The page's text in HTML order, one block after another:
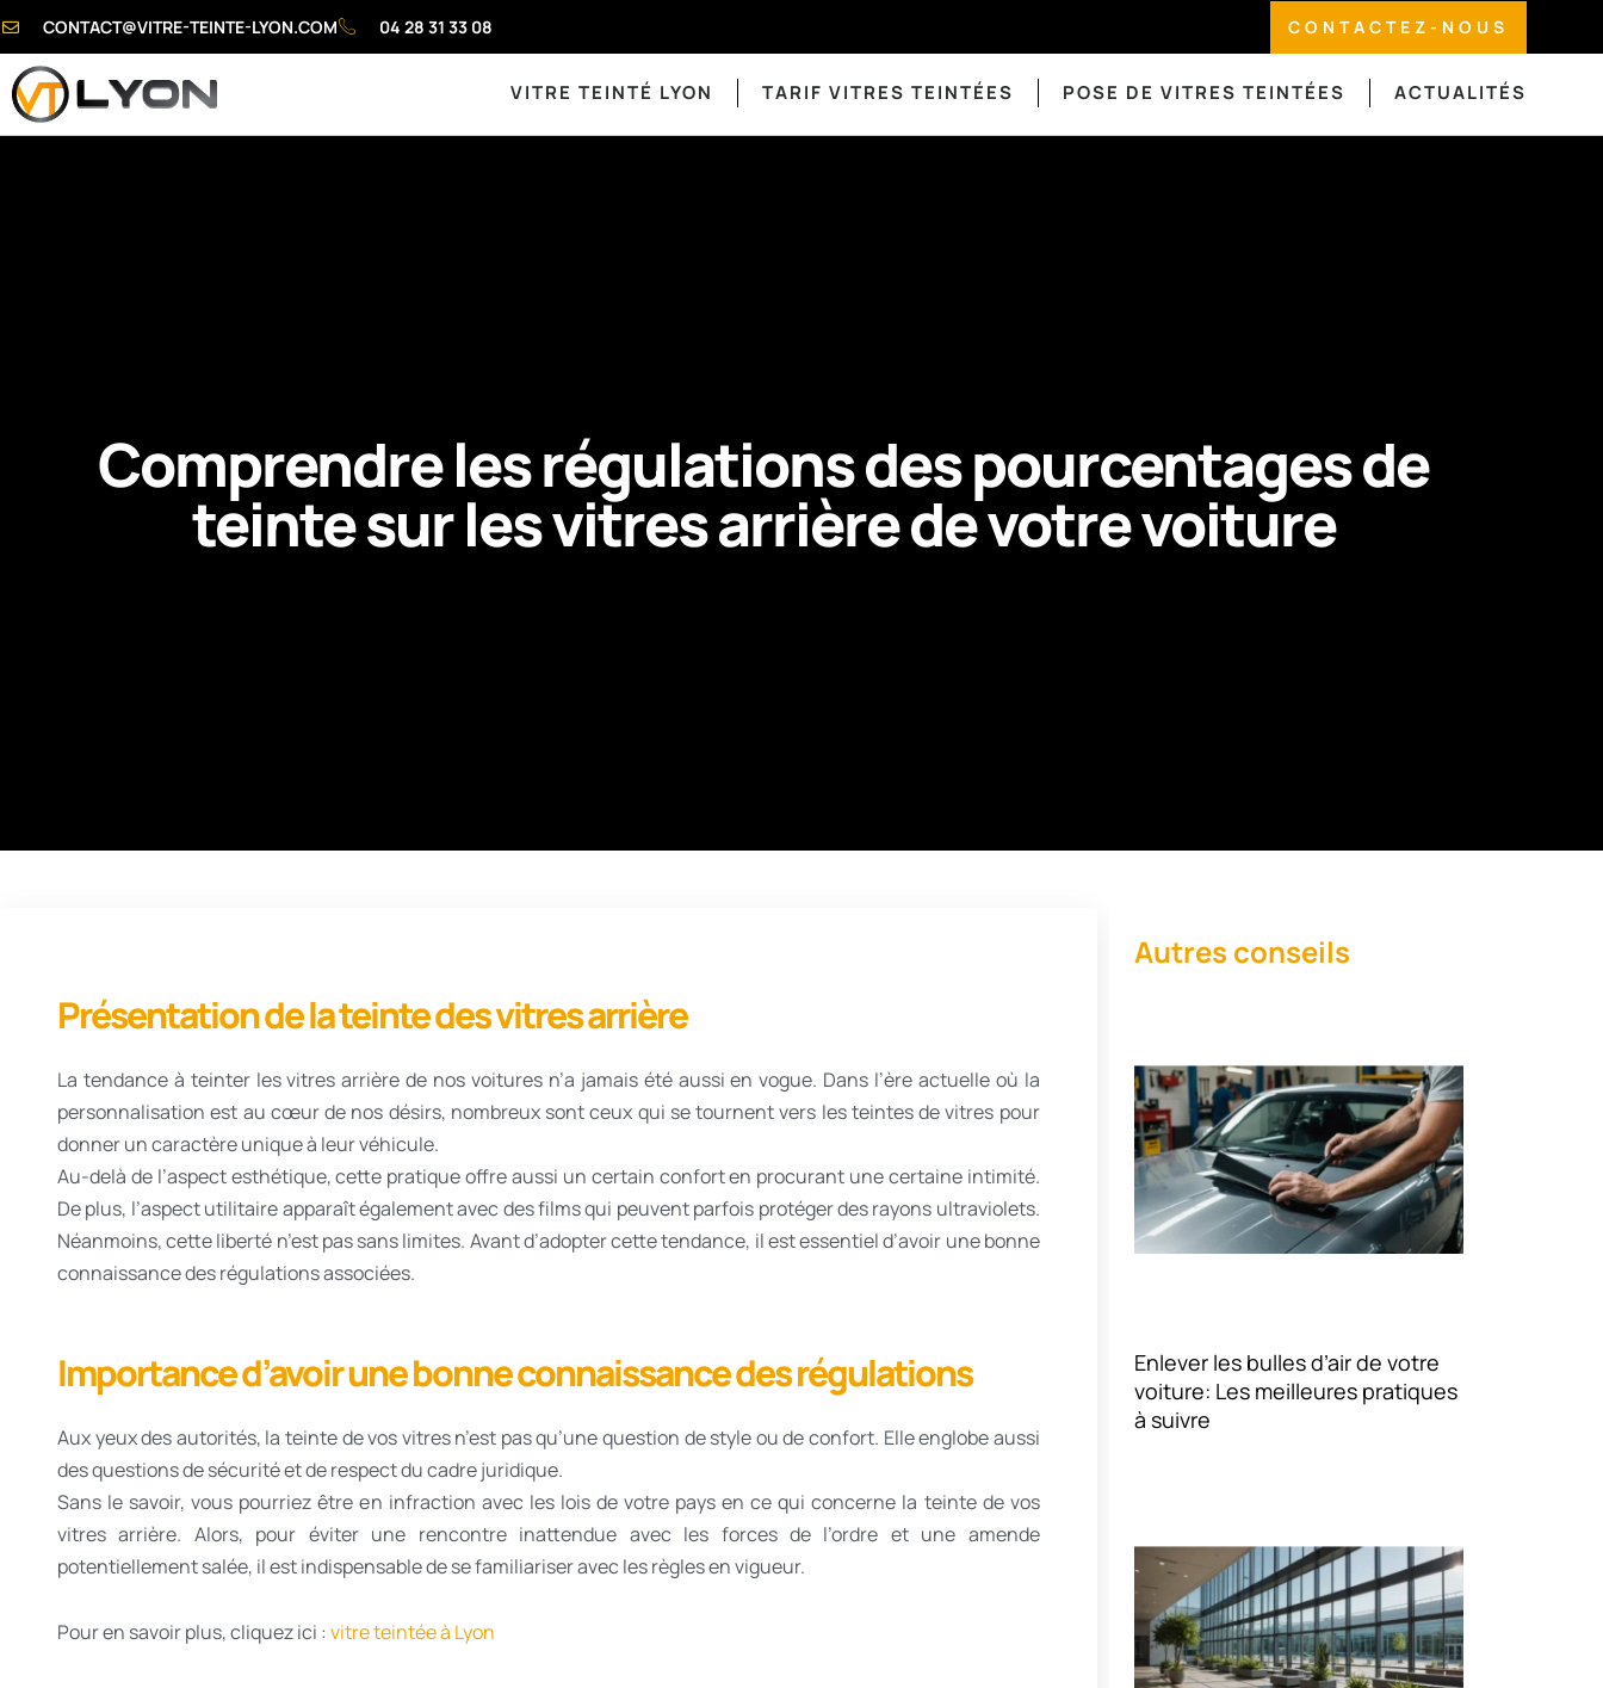
CONTACT@VITRE-TEINTE-LYON.COM 04 28 31 33 08 CONTACTEZ-NOUS
VITRE TEINTÉ LYON TARIF VITRES TEINTÉES POSE DE VITRES TEINTÉES ACTUALITÉS
Comprendre les régulations des pourcentages de
teinte sur les vitres arrière de votre voiture
Présentation de la teinte des vitres arrière
La tendance à teinter les vitres arrière de nos voitures n’a jamais été aussi en vogue. Dans l’ère actuelle où la
personnalisation est au cœur de nos désirs, nombreux sont ceux qui se tournent vers les teintes de vitres pour
donner un caractère unique à leur véhicule.
Au-delà de l’aspect esthétique, cette pratique offre aussi un certain confort en procurant une certaine intimité.
De plus, l’aspect utilitaire apparaît également avec des films qui peuvent parfois protéger des rayons ultraviolets.
Néanmoins, cette liberté n’est pas sans limites. Avant d’adopter cette tendance, il est essentiel d’avoir une bonne
connaissance des régulations associées.
Importance d’avoir une bonne connaissance des régulations
Aux yeux des autorités, la teinte de vos vitres n’est pas qu’une question de style ou de confort. Elle englobe aussi
des questions de sécurité et de respect du cadre juridique.
Sans le savoir, vous pourriez être en infraction avec les lois de votre pays en ce qui concerne la teinte de vos
vitres arrière. Alors, pour éviter une rencontre inattendue avec les forces de l’ordre et une amende
potentiellement salée, il est indispensable de se familiariser avec les règles en vigueur.
Pour en savoir plus, cliquez ici : vitre teintée à Lyon
Autres conseils
Enlever les bulles d’air de votre
voiture: Les meilleures pratiques
à suivre